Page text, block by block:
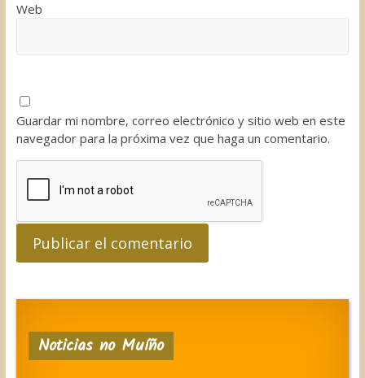
Web
Guardar mi nombre, correo electrónico y sitio web en este
navegador para la próxima vez que haga un comentario.
Noticias no Muíño